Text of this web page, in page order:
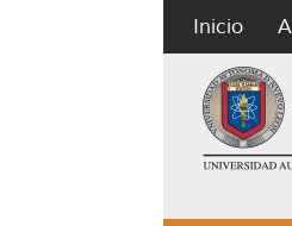
Inicio